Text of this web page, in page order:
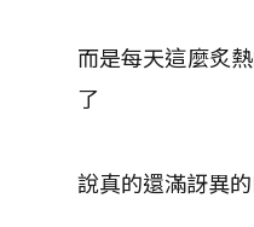
而是每天這麼炙
了
說真的還滿訝異